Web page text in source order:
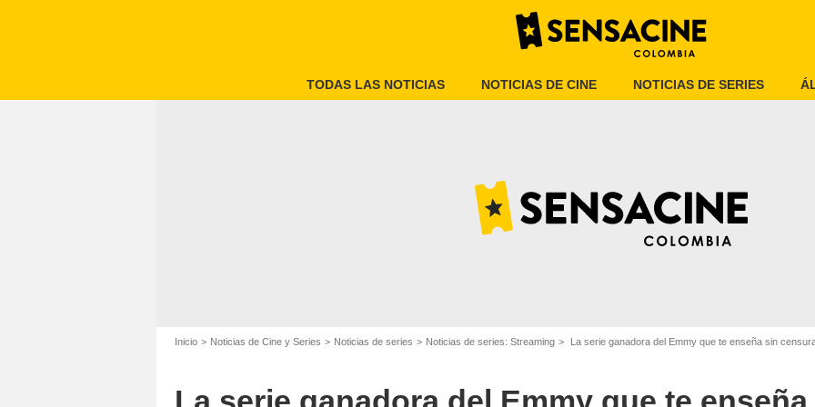
TODAS LAS NOTICIAS NOTICIAS DE CINE NOTICIAS DE SERIES
Inicio Noticias de Cine y Series Noticias de series Noticias de series: Streaming La serie ganadora del Emmy que te enseña sin censura